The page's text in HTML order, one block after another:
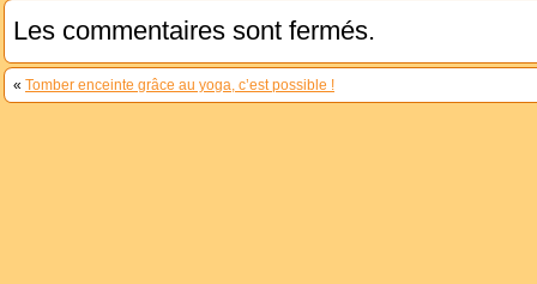
Les commentaires sont fermés.
« Tomber enceinte grâce au yoga, c’est possible !